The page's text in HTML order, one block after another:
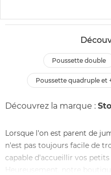
poussette double
poussette quadruple et
Découvrez la marque :
Lorsque l'on est parent de
n'est pas toujours facile de
capable d'accueillir vos
Heureusement, notre